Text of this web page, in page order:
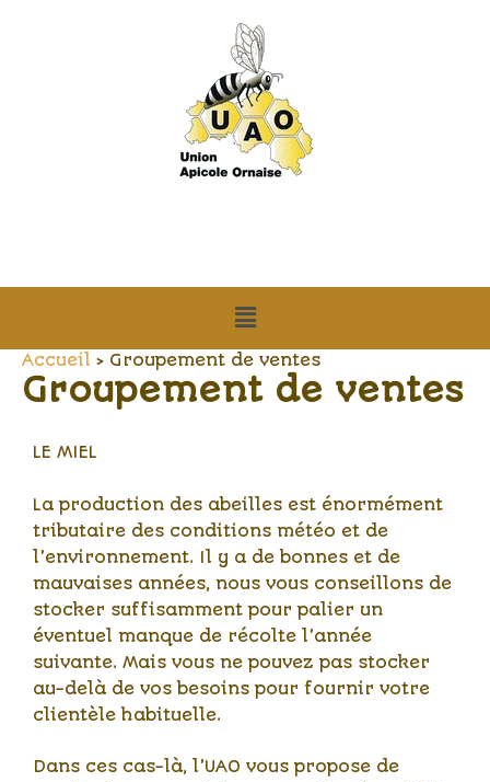
Menu
Accueil Groupement de ventes
Groupement de ventes
LE MIEL
La production des abeilles est énormément
tributaire des conditions météo et de
l’environnement. Il y a de bonnes et de
mauvaises années, nous vous conseillons de
stocker suffisamment pour palier un
éventuel manque de récolte l’année
suivante. Mais vous ne pouvez pas stocker
au-delà de vos besoins pour fournir votre
clientèle habituelle.
Dans ces cas-là, l’UAO vous propose de